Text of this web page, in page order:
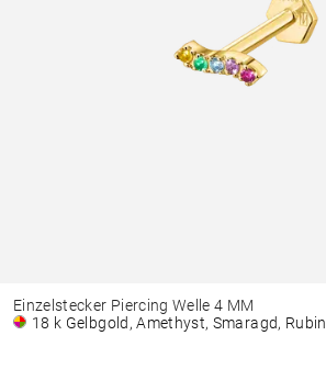
Einzelstecker Piercing Welle 4 MM
18 k Gelbgold, Amethyst, Smaragd, Rubin